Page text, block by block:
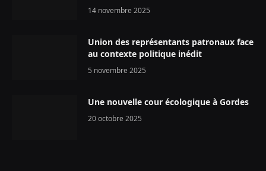
14 novembre 2025
Union des représentants patronaux face
au contexte politique inédit
5 novembre 2025
Une nouvelle cour écologique à Gordes
20 octobre 2025